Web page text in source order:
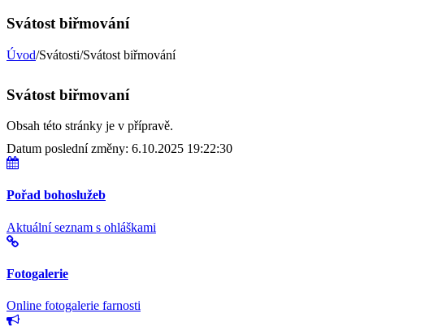
Svátost biřmování
Úvod/Svátosti/Svátost biřmování
Svátost biřmovaní
Obsah této stránky je v přípravě.
Datum poslední změny: 6.10.2025 19:22:30
Pořad bohoslužeb
Aktuální seznam s ohláškami
Fotogalerie
Online fotogalerie farnosti